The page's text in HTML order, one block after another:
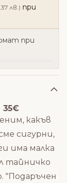
лв.) при
при
35€
какъв
сигурни,
има малка
тайничко
"Подаръчен